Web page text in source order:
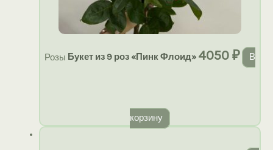
Розы Букет из 9 роз «Пинк Флоид» 4050₽ В
корзину